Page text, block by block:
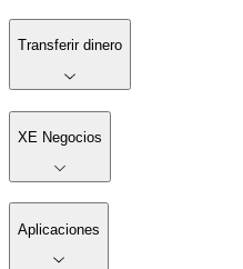
Transferir dinero
XE Negocios
Aplicaciones